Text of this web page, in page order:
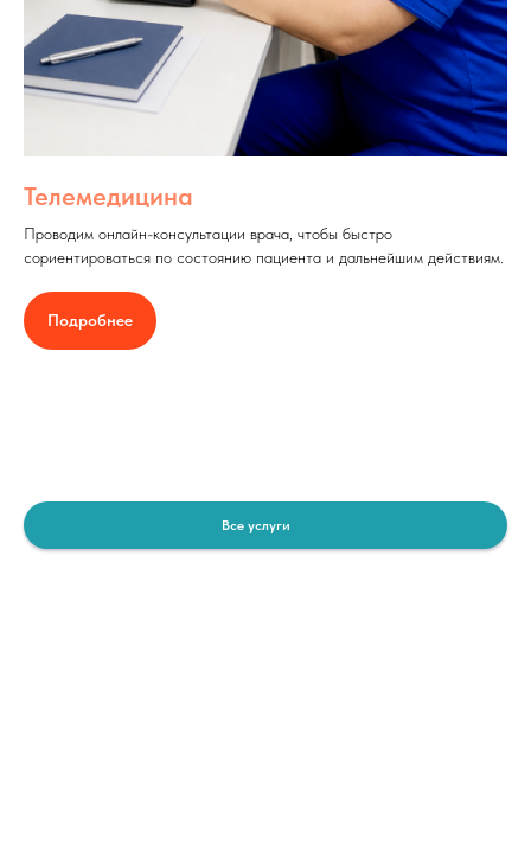
Телемедицина
Проводим онлайн-консультации врача, чтобы быстро
сориентироваться по состоянию пациента и дальнейшим действиям.
Подробнее
Все услуги